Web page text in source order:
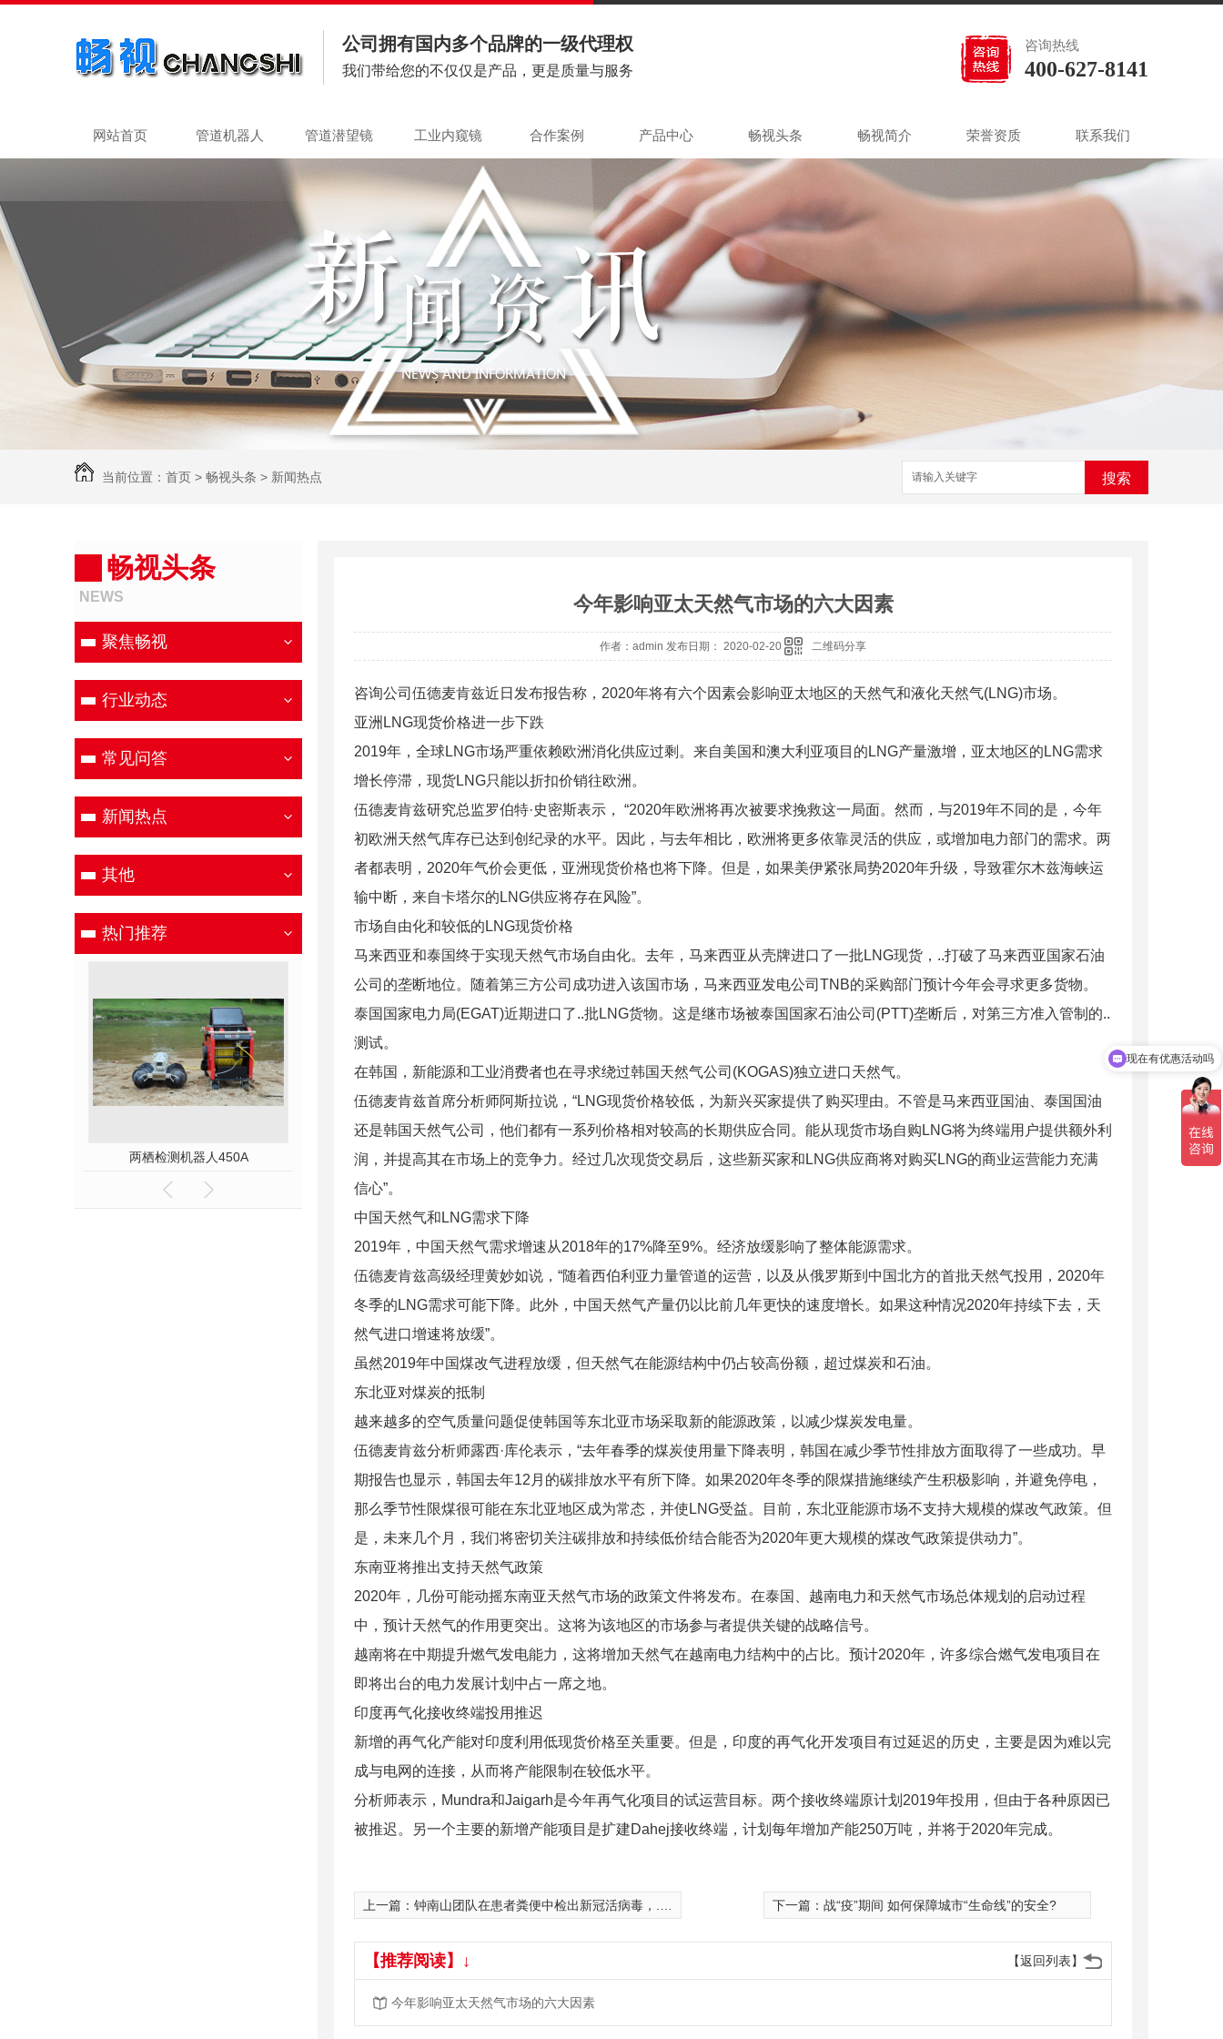
公司拥有国内多个品牌的一级代理权
我们带给您的不仅仅是产品，更是质量与服务
咨询热线
400-627-8141
网站首页 管道机器人 管道潜望镜 工业内窥镜 合作案例 产品中心 畅视头条 畅视简介 荣誉资质 联系我们
当前位置： 首页 > 畅视头条 > 新闻热点 搜索
畅视头条
NEWS
聚焦畅视
行业动态
常见问答
新闻热点
其他
热门推荐
两栖检测机器人450A
今年影响亚太天然气市场的六大因素
作者：admin 发布日期： 2020-02-20 二维码分享
咨询公司伍德麦肯兹近日发布报告称，2020年将有六个因素会影响亚太地区的天然气和液化天然气(LNG)市场。
亚洲LNG现货价格进一步下跌
2019年，全球LNG市场严重依赖欧洲消化供应过剩。来自美国和澳大利亚项目的LNG产量激增，亚太地区的LNG需求
增长停滞，现货LNG只能以折扣价销往欧洲。
伍德麦肯兹研究总监罗伯特·史密斯表示， “2020年欧洲将再次被要求挽救这一局面。然而，与2019年不同的是，今年
初欧洲天然气库存已达到创纪录的水平。因此，与去年相比，欧洲将更多依靠灵活的供应，或增加电力部门的需求。两
者都表明，2020年气价会更低，亚洲现货价格也将下降。但是，如果美伊紧张局势2020年升级，导致霍尔木兹海峡运
输中断，来自卡塔尔的LNG供应将存在风险”。
市场自由化和较低的LNG现货价格
马来西亚和泰国终于实现天然气市场自由化。去年，马来西亚从壳牌进口了一批LNG现货，..打破了马来西亚国家石油
公司的垄断地位。随着第三方公司成功进入该国市场，马来西亚发电公司TNB的采购部门预计今年会寻求更多货物。
泰国国家电力局(EGAT)近期进口了..批LNG货物。这是继市场被泰国国家石油公司(PTT)垄断后，对第三方准入管制的..
测试。
在韩国，新能源和工业消费者也在寻求绕过韩国天然气公司(KOGAS)独立进口天然气。
伍德麦肯兹首席分析师阿斯拉说，“LNG现货价格较低，为新兴买家提供了购买理由。不管是马来西亚国油、泰国国油
还是韩国天然气公司，他们都有一系列价格相对较高的长期供应合同。能从现货市场自购LNG将为终端用户提供额外利
润，并提高其在市场上的竞争力。经过几次现货交易后，这些新买家和LNG供应商将对购买LNG的商业运营能力充满
信心”。
中国天然气和LNG需求下降
2019年，中国天然气需求增速从2018年的17%降至9%。经济放缓影响了整体能源需求。
伍德麦肯兹高级经理黄妙如说，“随着西伯利亚力量管道的运营，以及从俄罗斯到中国北方的首批天然气投用，2020年
冬季的LNG需求可能下降。此外，中国天然气产量仍以比前几年更快的速度增长。如果这种情况2020年持续下去，天
然气进口增速将放缓”。
虽然2019年中国煤改气进程放缓，但天然气在能源结构中仍占较高份额，超过煤炭和石油。
东北亚对煤炭的抵制
越来越多的空气质量问题促使韩国等东北亚市场采取新的能源政策，以减少煤炭发电量。
伍德麦肯兹分析师露西·库伦表示，“去年春季的煤炭使用量下降表明，韩国在减少季节性排放方面取得了一些成功。早
期报告也显示，韩国去年12月的碳排放水平有所下降。如果2020年冬季的限煤措施继续产生积极影响，并避免停电，
那么季节性限煤很可能在东北亚地区成为常态，并使LNG受益。目前，东北亚能源市场不支持大规模的煤改气政策。但
是，未来几个月，我们将密切关注碳排放和持续低价结合能否为2020年更大规模的煤改气政策提供动力”。
东南亚将推出支持天然气政策
2020年，几份可能动摇东南亚天然气市场的政策文件将发布。在泰国、越南电力和天然气市场总体规划的启动过程
中，预计天然气的作用更突出。这将为该地区的市场参与者提供关键的战略信号。
越南将在中期提升燃气发电能力，这将增加天然气在越南电力结构中的占比。预计2020年，许多综合燃气发电项目在
即将出台的电力发展计划中占一席之地。
印度再气化接收终端投用推迟
新增的再气化产能对印度利用低现货价格至关重要。但是，印度的再气化开发项目有过延迟的历史，主要是因为难以完
成与电网的连接，从而将产能限制在较低水平。
分析师表示，Mundra和Jaigarh是今年再气化项目的试运营目标。两个接收终端原计划2019年投用，但由于各种原因已
被推迟。另一个主要的新增产能项目是扩建Dahej接收终端，计划每年增加产能250万吨，并将于2020年完成。
上一篇： 钟南山团队在患者粪便中检出新冠活病毒，..提示需注意下水道通畅！ 下一篇： 战“疫”期间 如何保障城市“生命线”的安全?
【返回列表】
【推荐阅读】↓
今年影响亚太天然气市场的六大因素
可以介绍下你们的产品么